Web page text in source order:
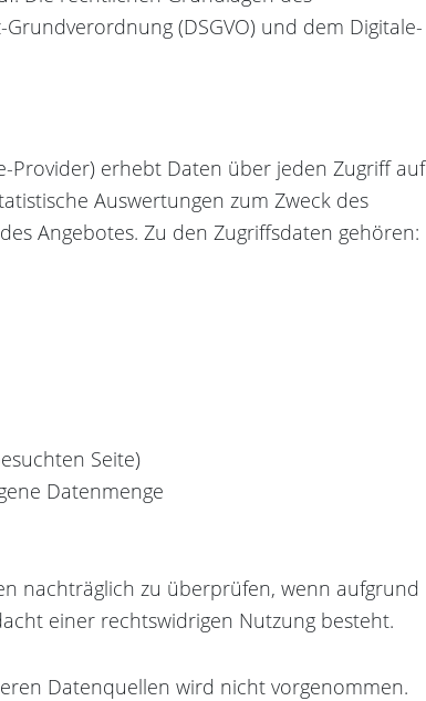
(DSGVO) und dem Digitale-
Provider) erhebt Daten über jeden Zugriff auf
Auswertungen zum Zweck des
Angebotes. Zu den Zugriffsdaten gehören:
Seite)
Datenmenge
nachträglich zu überprüfen, wenn aufgrund
einer rechtswidrigen Nutzung besteht.
Datenquellen wird nicht vorgenommen.